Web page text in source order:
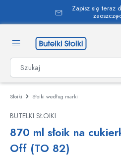
zawartości
Zapisz się teraz
Słoiki Słoiki według marki
BUTELKI SŁOIKI
870 ml słoik na
Off (TO 82)